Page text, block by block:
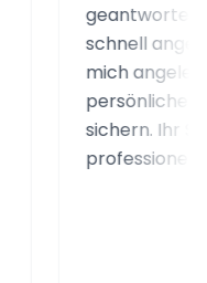
geantwortet, ihre
schnell angeboten
mich angeleitet,
persönlichen Daten
sichern. Ihr Service
professionell und